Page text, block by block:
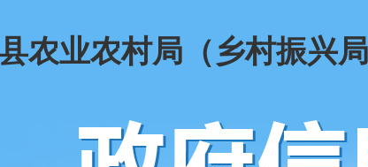
农业农村局（乡村振兴局